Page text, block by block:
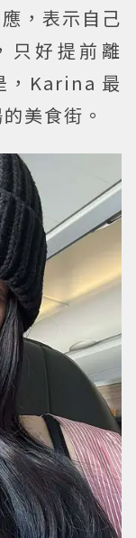
，表示自己
只好提前離
，Karina 最
美食街。